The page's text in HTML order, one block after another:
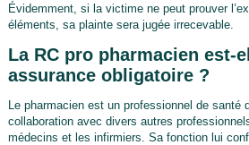
Évidemment, si la victime ne peut prouver
éléments, sa plainte sera jugée irrecevable.
La RC pro pharmacien est-
assurance obligatoire ?
Le pharmacien est un professionnel de santé
collaboration avec divers autres
médecins et les infirmiers. Sa fonction lui